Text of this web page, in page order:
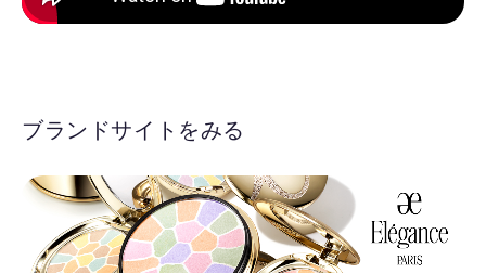
ブランドサイトをみる